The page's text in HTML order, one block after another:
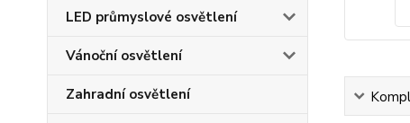
LED průmyslové osvětlení
Vánoční osvětlení
Zahradní osvětlení